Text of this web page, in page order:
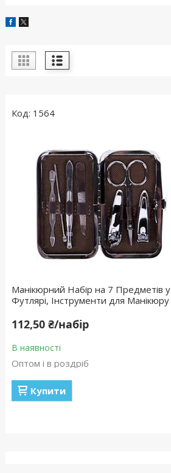
1564
Манікюрний Набір на 7 Предметів у
Футлярі, Інструменти для Манікюру
112,50 ₴/набір
В наявності
Оптом і в роздріб
Купити